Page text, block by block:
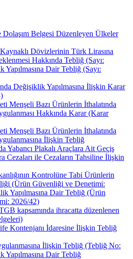
Belgesi Düzenleyen Ülkeler
Kaynaklı Dövizlerinin Türk Lirasına
Hakkında Tebliğ (Sayı:
Yapılmasına Dair Tebliğ (Sayı:
Değişiklik Yapılmasına İlişkin Karar
Menşeli Bazı Ürünlerin İthalatında
Hakkında Karar (Karar
Menşeli Bazı Ürünlerin İthalatında
İlişkin Tebliğ
Yabancı Plakalı Araçlara Ait Geçiş
Cezaları ile Cezaların Tahsiline İlişkin
Kontrolüne Tabi Ürünlerin
(Ürün Güvenliği ve Denetimi:
Yapılmasına Dair Tebliğ (Ürün
2026/42)
kapsamında ihracatta düzenlenen
Kontenjanı İdaresine İlişkin Tebliğ
İlişkin Tebliğ (Tebliğ No:
Yapılmasına Dair Tebliğ